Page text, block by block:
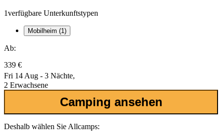
1verfügbare Unterkunftstypen
Mobilheim (1)
Ab:
339 €
Fri 14 Aug - 3 Nächte,
2 Erwachsene
Camping ansehen
Deshalb wählen Sie Allcamps: